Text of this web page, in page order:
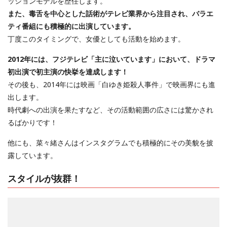
また、毒舌を中心とした話術がテレビ業界から注目され、バラエ
ティ番組にも積極的に出演しています。
丁度このタイミングで、女優としても活動を始めます。
2012年には、フジテレビ「主に泣いています」において、ドラマ
初出演で初主演の快挙を達成します！
その後も、2014年には映画「白ゆき姫殺人事件」で映画界にも進
出します。
時代劇への出演を果たすなど、その活動範囲の広さには驚かされ
るばかりです！
他にも、菜々緒さんはインスタグラムでも積極的にその美貌を披
露しています。
スタイルが抜群！